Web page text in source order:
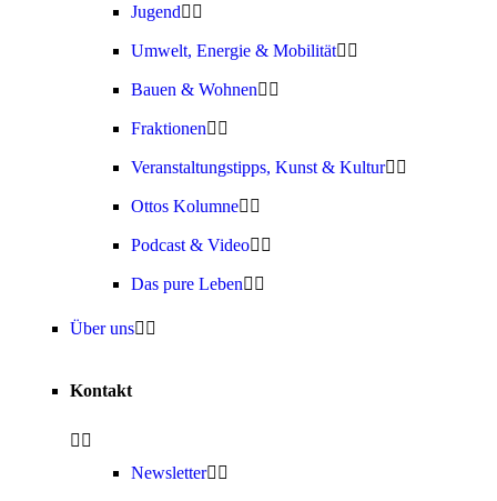
Jugend
Umwelt, Energie & Mobilität
Bauen & Wohnen
Fraktionen
Veranstaltungstipps, Kunst & Kultur
Ottos Kolumne
Podcast & Video
Das pure Leben
Über uns
Kontakt
Newsletter